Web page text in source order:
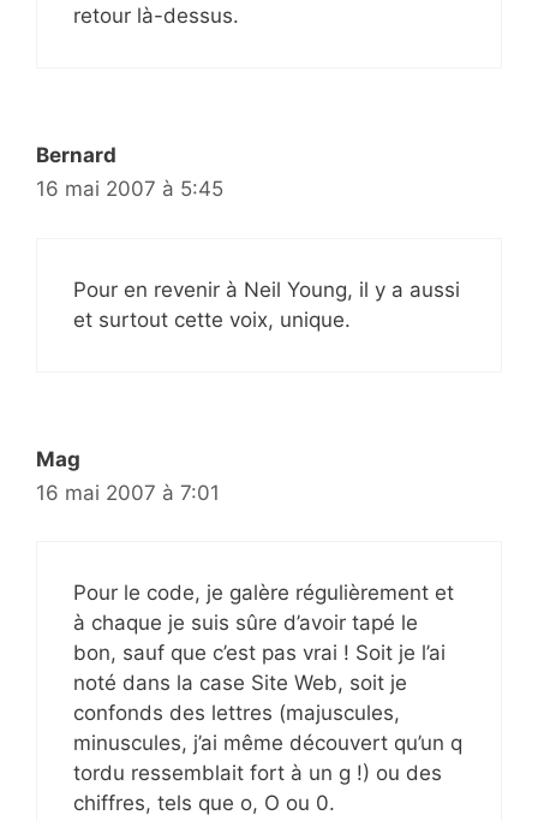
retour là-dessus.
Bernard
16 mai 2007 à 5:45
Pour en revenir à Neil Young, il y a aussi
et surtout cette voix, unique.
Mag
16 mai 2007 à 7:01
Pour le code, je galère régulièrement et
à chaque je suis sûre d’avoir tapé le
bon, sauf que c’est pas vrai ! Soit je l’ai
noté dans la case Site Web, soit je
confonds des lettres (majuscules,
minuscules, j’ai même découvert qu’un q
tordu ressemblait fort à un g !) ou des
chiffres, tels que o, O ou 0.